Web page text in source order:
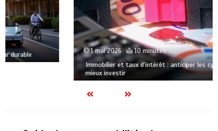
1 mai 2026 10 minutes
Immobilier et taux d’intérêt : anticiper les cycles pour